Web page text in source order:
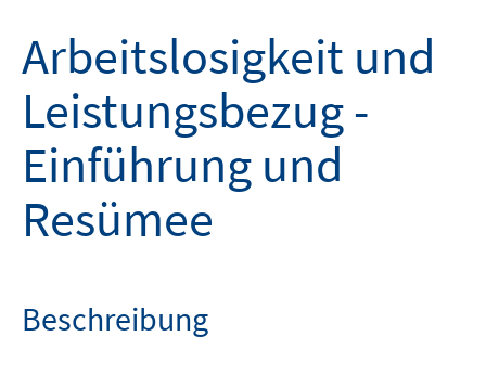
Arbeitslosigkeit und
Leistungsbezug -
Einführung und
Resümee
Beschreibung